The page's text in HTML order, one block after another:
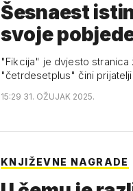
Šesnaest
svoje
"Fikcija" je dvjesto stranica
"četrdesetplus" čini
15:29 31. OŽUJAK 2025.
KNJIŽEVNE NAGRADE